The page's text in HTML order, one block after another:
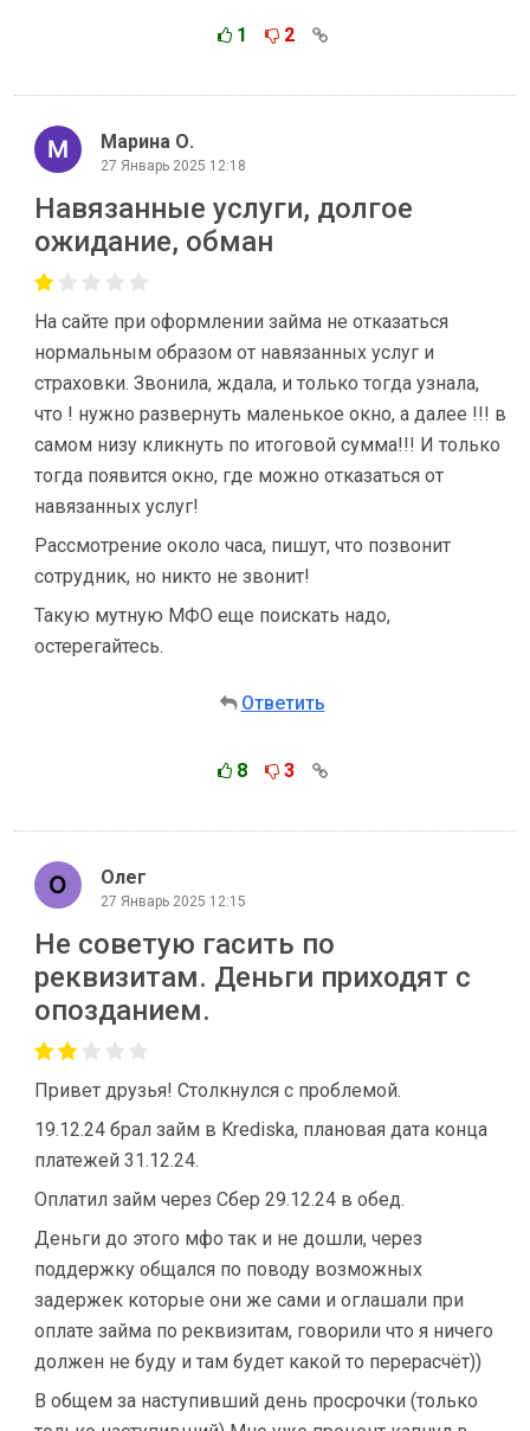
1 2
Марина О.
27 Январь 2025 12:18
Навязанные услуги, долгое
ожидание, обман
На сайте при оформлении займа не отказаться
нормальным образом от навязанных услуг и
страховки. Звонила, ждала, и только тогда узнала,
что ! нужно развернуть маленькое окно, а далее !!! в
самом низу кликнуть по итоговой сумма!!! И только
тогда появится окно, где можно отказаться от
навязанных услуг!
Рассмотрение около часа, пишут, что позвонит
сотрудник, но никто не звонит!
Такую мутную МФО еще поискать надо,
остерегайтесь.
Ответить
8 3
Олег
27 Январь 2025 12:15
Не советую гасить по
реквизитам. Деньги приходят с
опозданием.
Привет друзья! Столкнулся с проблемой.
19.12.24 брал займ в Krediska, плановая дата конца
платежей 31.12.24.
Оплатил займ через Сбер 29.12.24 в обед.
Деньги до этого мфо так и не дошли, через
поддержку общался по поводу возможных
задержек которые они же сами и оглашали при
оплате займа по реквизитам, говорили что я ничего
должен не буду и там будет какой то перерасчёт))
В общем за наступивший день просрочки (только